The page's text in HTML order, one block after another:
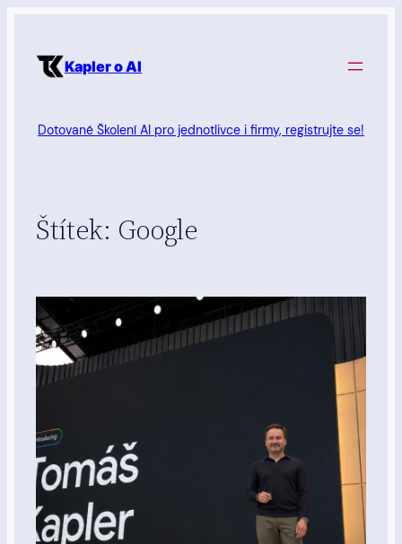
obsah Kapler o AI
Dotované Školení AI pro jednotlivce i firmy, registrujte se!
Štítek: Google